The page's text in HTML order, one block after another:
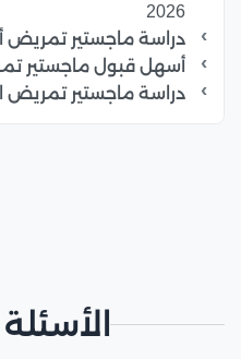
2026
دراسة ماجستير
أسهل قبول ماجستير
دراسة ماجستير